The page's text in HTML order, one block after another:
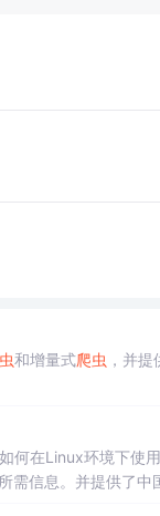
和增量式爬虫 ，并
何在Linux环境下使
需信息。并提供了中